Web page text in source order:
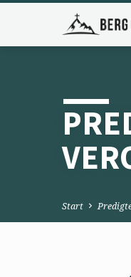
Start